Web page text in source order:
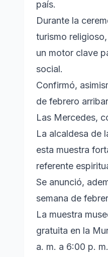
país.
Durante la
turismo
un motor clave
social.
Confirmó,
de febrero
Las Mercedes,
La alcaldesa de
esta muestra
referente
Se anunció,
semana de
La muestra
gratuita en la
a. m. a 6:00 p.